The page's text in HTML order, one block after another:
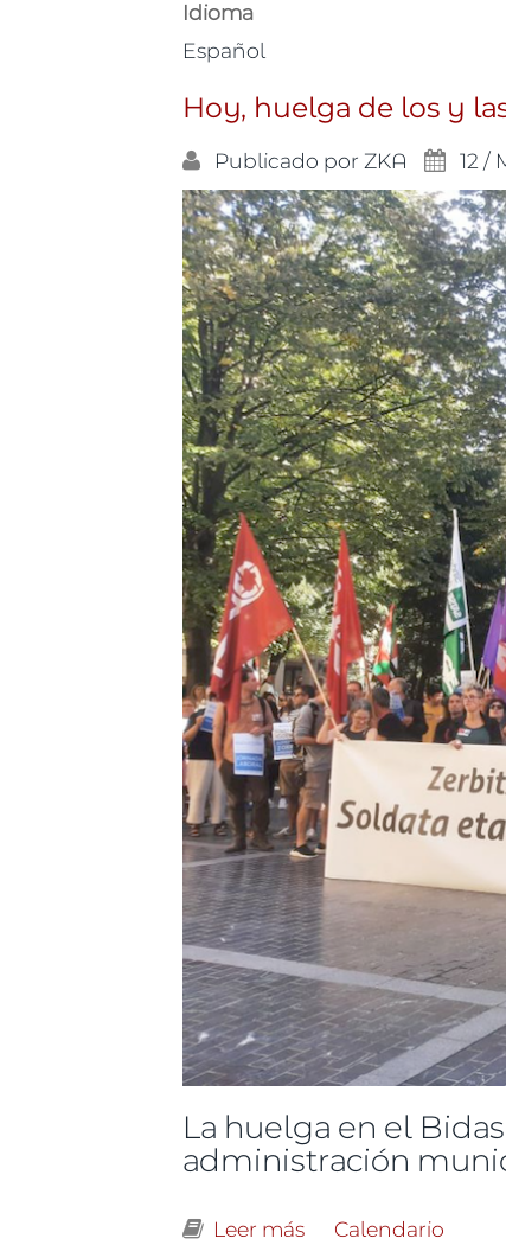
Idioma
Español
Hoy, huelga de los y
Publicado por ZKA 12 /
La huelga en el
administración
Leer más sobre Hoy, huelga
Calendario